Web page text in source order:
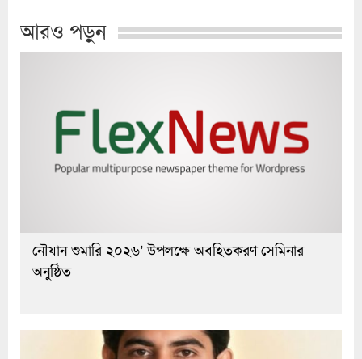
আরও পড়ুন
নৌযান শুমারি ২০২৬’ উপলক্ষে অবহিতকরণ সেমিনার
অনুষ্ঠিত